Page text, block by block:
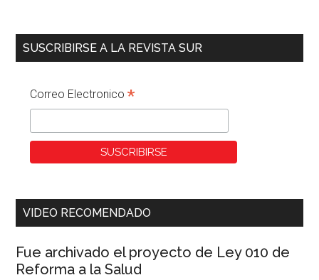
SUSCRIBIRSE A LA REVISTA SUR
Correo Electronico*
VIDEO RECOMENDADO
Fue archivado el proyecto de Ley 010 de
Reforma a la Salud